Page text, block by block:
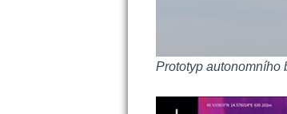
Prototyp autonomního